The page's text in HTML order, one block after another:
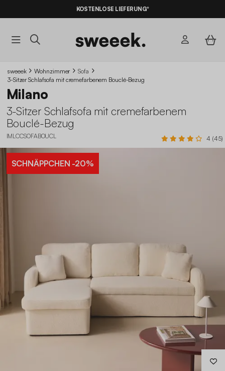
KOSTENLOSE LIEFERUNG*
sweeek Wohnzimmer
Sofa
3-Sitzer Schlafsofa mit cremefarbenem Bouclé-Bezug
Milano
3-Sitzer Schlafsofa mit cremefarbenem
Bouclé-Bezug
IMLCCSOFABOUCL 4 (45)
SCHNÄPPCHEN -20%